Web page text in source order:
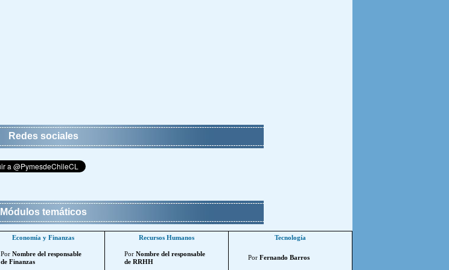
Redes sociales
Módulos temáticos
Economía y Finanzas
Por Nombre del responsable
de Finanzas
Recursos Humanos
Por Nombre del responsable
de RRHH
Tecnología
Por Fernando Barros